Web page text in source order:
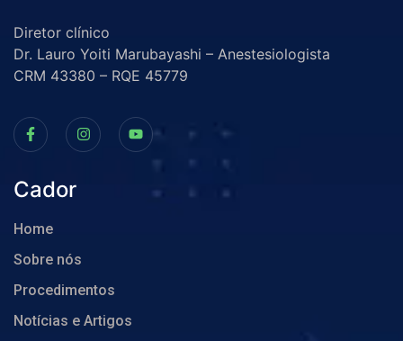
Diretor clínico
Dr. Lauro Yoiti Marubayashi – Anestesiologista
CRM 43380 – RQE 45779
Cador
Home
Sobre nós
Procedimentos
Notícias e Artigos